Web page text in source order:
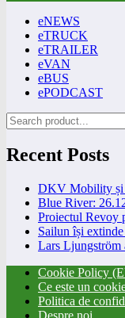
eNEWS
eTRUCK
eTRAILER
eVAN
eBUS
ePODCAST
Recent Posts
DKV Mobility și
Blue River:
Proiectul Revoy
Sailun își
Lars Ljungström
Cookie Policy
Ce este un
Politica de